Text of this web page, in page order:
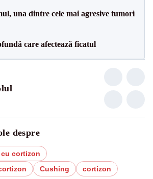
una dintre cele mai agresive tumori
care afectează ficatul
despre
cortizon
Cushing
cortizon